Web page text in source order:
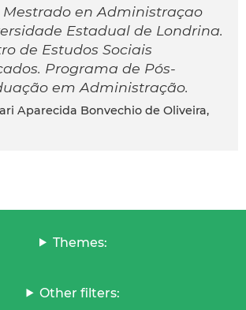
Mestrado en Administraçao
Estadual de Londrina.
de Estudos Sociais
Programa de Pós-
em Administração.
Themes:
Other filters: